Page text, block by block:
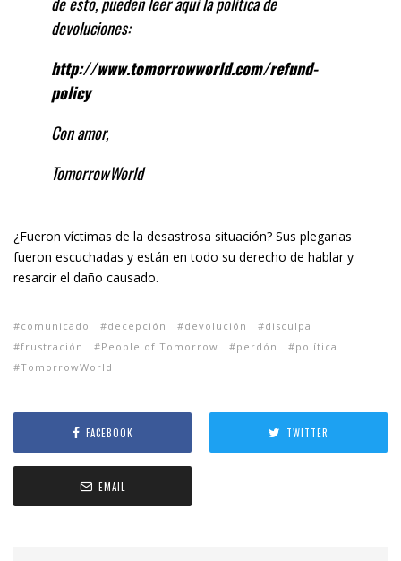
devoluciones:
http://www.tomorrowworld.com/refund-
policy
Con amor,
TomorrowWorld
¿Fueron víctimas de la desastrosa situación? Sus plegarias
fueron escuchadas y están en todo su derecho de hablar y
resarcir el daño causado.
comunicado decepción devolución
disculpa
frustración
People of Tomorrow perdón
política
TomorrowWorld
FACEBOOK TWITTER
EMAIL